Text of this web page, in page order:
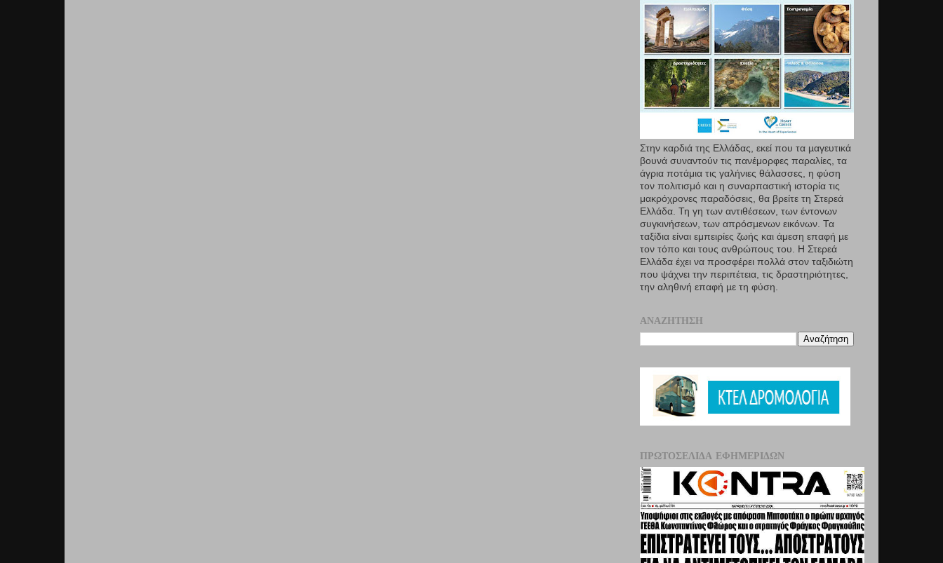
Στην καρδιά της Ελλάδας, εκεί που τα µαγευτικά
βουνά συναντούν τις πανέμορφες παραλίες, τα
άγρια ποτάμια τις γαλήνιες θάλασσες, η φύση
τον πολιτισμό και η συναρπαστική ιστορία τις
μακρόχρονες παραδόσεις, θα βρείτε τη Στερεά
Ελλάδα. Τη γη των αντιθέσεων, των έντονων
συγκινήσεων, των απρόσμενων εικόνων. Τα
ταξίδια είναι εμπειρίες ζωής και άμεση επαφή µε
τον τόπο και τους ανθρώπους του. Η Στερεά
Ελλάδα έχει να προσφέρει πολλά στον ταξιδιώτη
που ψάχνει την περιπέτεια, τις δραστηριότητες,
την αληθινή επαφή µε τη φύση.
ΑΝΑΖΉΤΗΣΗ
ΠΡΩΤΟΣΈΛΙΔΑ ΕΦΗΜΕΡΊΔΩΝ